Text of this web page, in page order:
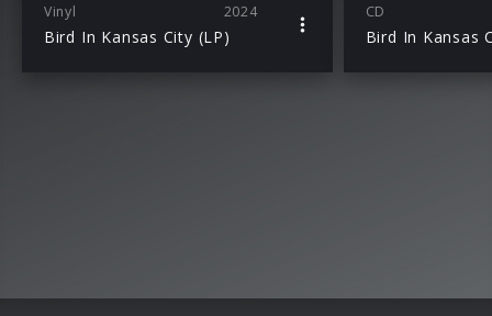
Vinyl 2024
Bird In Kansas City (LP)
CD
Bird In Kansas